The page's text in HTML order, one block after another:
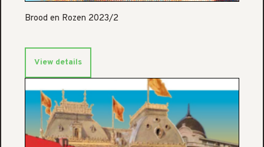
Brood en Rozen 2023/2
View details